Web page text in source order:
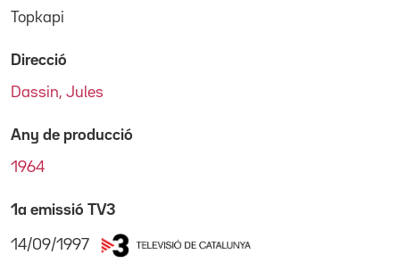
Topkapi
Direcció
Dassin, Jules
Any de producció
1964
1a emissió TV3
14/09/1997